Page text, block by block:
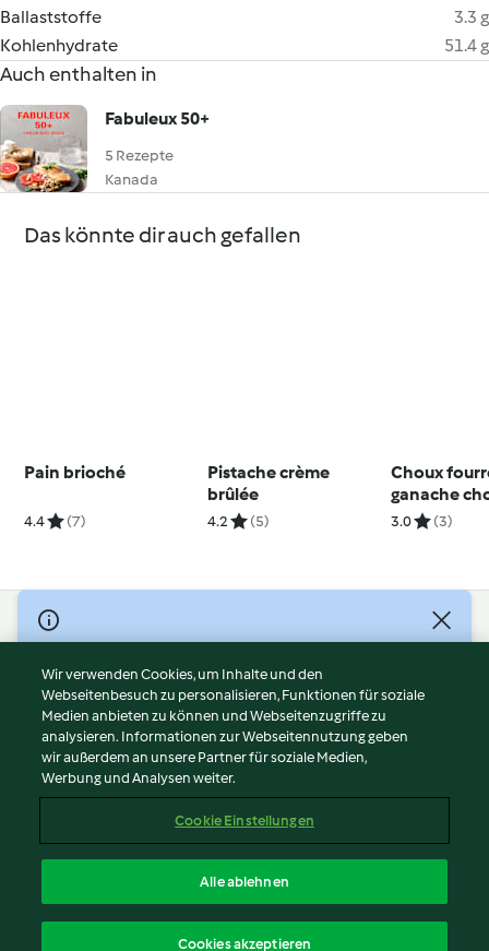
Ballaststoffe
3.3 g
Kohlenhydrate
51.4 g
Auch enthalten in
Fabuleux 50+
5 Rezepte
Kanada
Das könnte dir auch gefallen
Pain brioché
4.4 (7)
Pistache crème
brûlée
4.2 (5)
Choux
ganache
blanc et
3.0 (3)
© Copyright 2026
Nutzungsbedingungen
Datenschutzrichtlinien
Disclaimer
Impressum
Cookies
Abo kündigen
Erklärung zur Barrierefreiheit
Wir verwenden Cookies, um Inhalte und den
Webseitenbesuch zu personalisieren, Funktionen für soziale
Medien anbieten zu können und Webseitenzugriffe zu
analysieren. Informationen zur Webseitennutzung geben
wir außerdem an unsere Partner für soziale Medien,
Werbung und Analysen weiter.
Cookie Einstellungen
Alle ablehnen
Cookies akzeptieren